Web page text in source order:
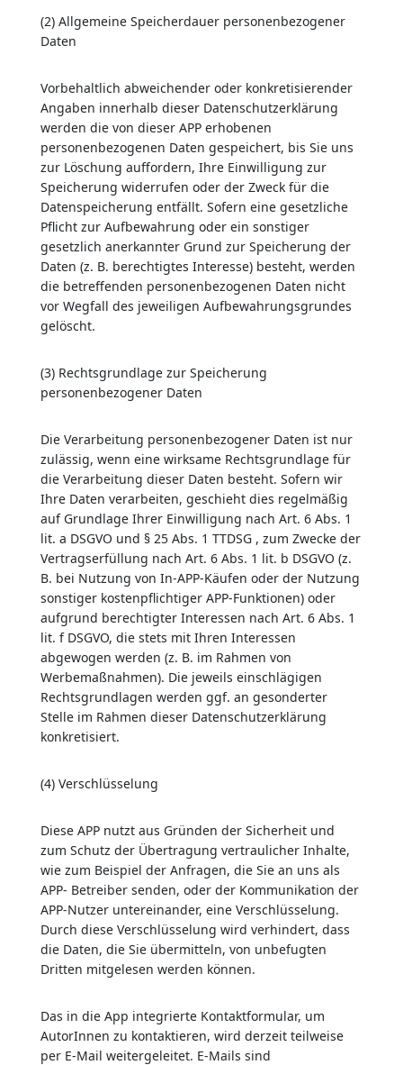
(2) Allgemeine Speicherdauer personenbezogener
Daten
Vorbehaltlich abweichender oder konkretisierender
Angaben innerhalb dieser Datenschutzerklärung
werden die von dieser APP erhobenen
personenbezogenen Daten gespeichert, bis Sie uns
zur Löschung auffordern, Ihre Einwilligung zur
Speicherung widerrufen oder der Zweck für die
Datenspeicherung entfällt. Sofern eine gesetzliche
Pflicht zur Aufbewahrung oder ein sonstiger
gesetzlich anerkannter Grund zur Speicherung der
Daten (z. B. berechtigtes Interesse) besteht, werden
die betreffenden personenbezogenen Daten nicht
vor Wegfall des jeweiligen Aufbewahrungsgrundes
gelöscht.
(3) Rechtsgrundlage zur Speicherung
personenbezogener Daten
Die Verarbeitung personenbezogener Daten ist nur
zulässig, wenn eine wirksame Rechtsgrundlage für
die Verarbeitung dieser Daten besteht. Sofern wir
Ihre Daten verarbeiten, geschieht dies regelmäßig
auf Grundlage Ihrer Einwilligung nach Art. 6 Abs. 1
lit. a DSGVO und § 25 Abs. 1 TTDSG , zum Zwecke der
Vertragserfüllung nach Art. 6 Abs. 1 lit. b DSGVO (z.
B. bei Nutzung von In-APP-Käufen oder der Nutzung
sonstiger kostenpflichtiger APP-Funktionen) oder
aufgrund berechtigter Interessen nach Art. 6 Abs. 1
lit. f DSGVO, die stets mit Ihren Interessen
abgewogen werden (z. B. im Rahmen von
Werbemaßnahmen). Die jeweils einschlägigen
Rechtsgrundlagen werden ggf. an gesonderter
Stelle im Rahmen dieser Datenschutzerklärung
konkretisiert.
(4) Verschlüsselung
Diese APP nutzt aus Gründen der Sicherheit und
zum Schutz der Übertragung vertraulicher Inhalte,
wie zum Beispiel der Anfragen, die Sie an uns als
APP- Betreiber senden, oder der Kommunikation der
APP-Nutzer untereinander, eine Verschlüsselung.
Durch diese Verschlüsselung wird verhindert, dass
die Daten, die Sie übermitteln, von unbefugten
Dritten mitgelesen werden können.
Das in die App integrierte Kontaktformular, um
AutorInnen zu kontaktieren, wird derzeit teilweise
per E-Mail weitergeleitet. E-Mails sind